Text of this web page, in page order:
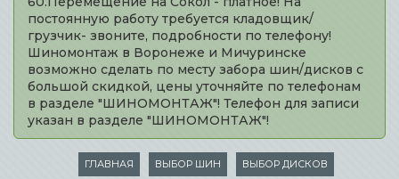
постоянную работу требуется кладовщик/
грузчик- звоните, подробности по телефону!
Шиномонтаж в Воронеже и Мичуринске
возможно сделать по месту забора шин/дисков с
большой скидкой, цены уточняйте по телефонам
в разделе "ШИНОМОНТАЖ"! Телефон для записи
указан в разделе "ШИНОМОНТАЖ"!
ГЛАВНАЯ ВЫБОР ШИН ВЫБОР ДИСКОВ